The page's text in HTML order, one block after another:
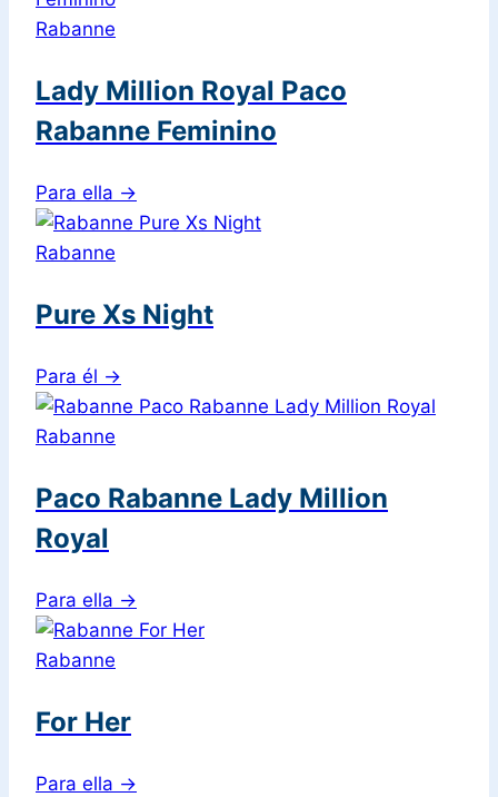
Rabanne
Lady Million Royal Paco
Rabanne Feminino
Para ella →
Rabanne
Pure Xs Night
Para él →
Rabanne
Paco Rabanne Lady Million
Royal
Para ella →
Rabanne
For Her
Para ella →